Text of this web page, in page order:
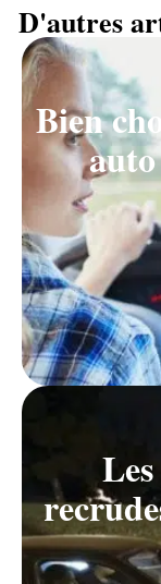
D'autres
Bien